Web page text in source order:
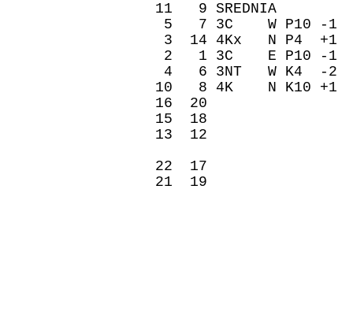
11 9 SREDNIA
5 7 3C W P10 -
3 14 4Kx N P4
2 1 3C E P10 -
4 6 3NT W K4 -
10 8 4K N K10
16 20 870
15 18 50
13 12 50
22 17 150
21 19 140